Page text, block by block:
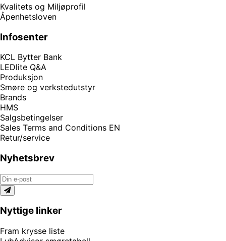
Kvalitets og Miljøprofil
Åpenhetsloven
Infosenter
KCL Bytter Bank
LEDlite Q&A
Produksjon
Smøre og verkstedutstyr
Brands
HMS
Salgsbetingelser
Sales Terms and Conditions EN
Retur/service
Nyhetsbrev
Nyttige linker
Fram krysse liste